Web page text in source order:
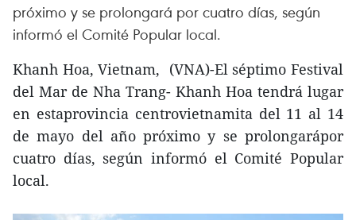
próximo y se prolongará por cuatro días, según
informó el Comité Popular local.
Khanh Hoa, Vietnam, (VNA)-El séptimo Festival
del Mar de Nha Trang- Khanh Hoa tendrá lugar
en estaprovincia centrovietnamita del 11 al 14
de mayo del año próximo y se prolongarápor
cuatro días, según informó el Comité Popular
local.